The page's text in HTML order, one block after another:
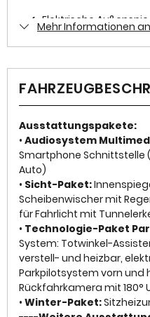
Zustand
Gebraucht
Farbe (Hersteller)
QUARTZ/ARTENSE GREY
AUSSTATTUNG
Anzahl der Türen
4/5
Anzahl Sitzplätze
5
Innenfarbe
✓ Elektrische
✓ Elektrische
✓ Freisprecheinrichtung
✓ Wegfahrsperre
✓ Isofix
✓ Multifunktionslenkrad
✓ LED-Scheinwerfer
✓ Servolenkung
✓ Traktionskontrolle
✓ Lederlenkrad
Mehr Informationen
Ausstattungspakete:
• Audiosystem
Smartphone Schnittstelle
Auto)
• Sicht-Paket:
Scheibenwischer mit
für Fahrlicht mit
• Technologie-Paket
System: Totwinkel-
verstell- und heizbar,
Parkpilotsystem vorn und
Rückfahrkamera mit
• Winter-Paket: